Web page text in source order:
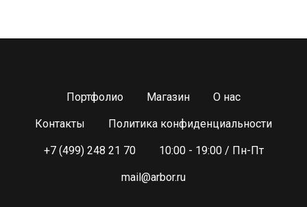
Портфолио Магазин О нас
Контакты Политика конфиденциальности
+7 (499) 248 21 70 10:00 - 19:00 / Пн-Пт
mail@arbor.ru